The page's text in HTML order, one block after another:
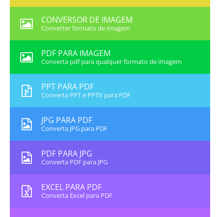
CONVERSOR DE IMAGEM
Converter formato de imagem
PDF PARA IMAGEM
Converta pdf para qualquer formato de imagem
PPT PARA PDF
Converta PPT e PPTX para PDF
JPG PARA PDF
Converta JPG para PDF
PDF PARA JPG
Converta PDF para JPG
EXCEL PARA PDF
Converta Excel para PDF